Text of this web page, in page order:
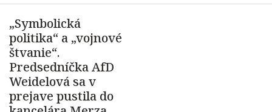
„Symbolická
politika“ a „vojnové
štvanie“.
Predsedníčka AfD
Weidelová sa v
prejave pustila do